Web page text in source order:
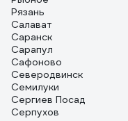
Рязань
Салават
Саранск
Сарапул
Сафоново
Северодвинск
Семилуки
Сергиев Посад
Серпухов